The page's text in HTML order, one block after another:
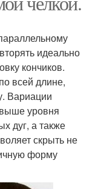
идеально
кончиков.
всей длине,
Вариации
уровня
дуг, а также
скрыть не
форму